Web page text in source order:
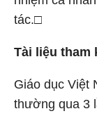
tác.□
Tài liệu tham
Giáo dục Việt
thường qua 3